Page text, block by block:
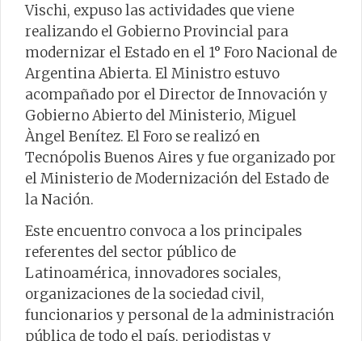
Vischi, expuso las actividades que viene
realizando el Gobierno Provincial para
modernizar el Estado en el 1° Foro Nacional de
Argentina Abierta. El Ministro estuvo
acompañado por el Director de Innovación y
Gobierno Abierto del Ministerio, Miguel
Àngel Benítez. El Foro se realizó en
Tecnópolis Buenos Aires y fue organizado por
el Ministerio de Modernización del Estado de
la Nación.
Este encuentro convoca a los principales
referentes del sector público de
Latinoamérica, innovadores sociales,
organizaciones de la sociedad civil,
funcionarios y personal de la administración
pública de todo el país, periodistas y